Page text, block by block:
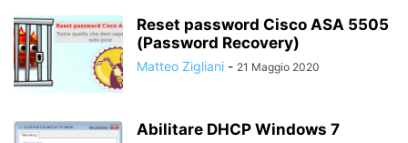
Reset password Cisco ASA 5505
(Password Recovery)
Matteo Zigliani - 21 Maggio 2020
Abilitare DHCP Windows 7